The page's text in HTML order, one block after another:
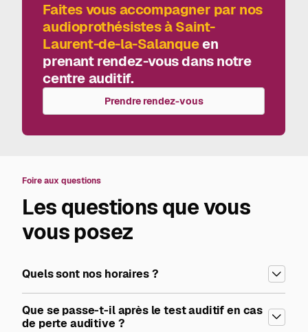
Faites vous accompagner par nos
audioprothésistes àSaint-
Laurent-de-la-Salanqueen
prenant rendez-vous dans notre
centre auditif.
Prendre rendez-vous
Foire aux questions
Les questions que vous
vous posez
Quels sont nos horaires ?
Que se passe-t-il après le test auditif en cas
de perte auditive ?